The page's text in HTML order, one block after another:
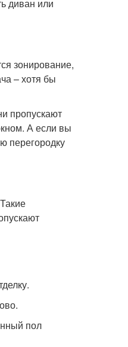
диван или
зонирование,
– хотя бы
пропускают
А если вы
перегородку
пол